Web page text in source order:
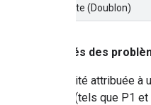
Duplicate (Doublon)
Priorités des
La priorité attribuée
élevée (tels que P1